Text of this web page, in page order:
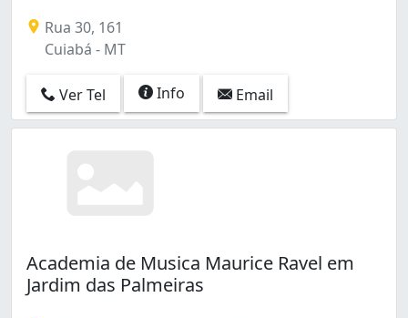
Rua 30, 161
Cuiabá - MT
Ver Tel Info Email
Academia de Musica Maurice Ravel em
Jardim das Palmeiras